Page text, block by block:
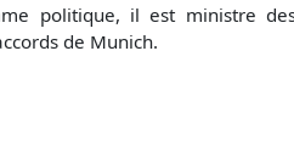
politique, il est ministre
de Munich.